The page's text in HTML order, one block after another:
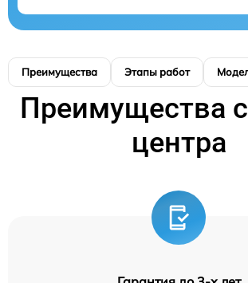
Преимущества Этапы работ
Преимущества
центра